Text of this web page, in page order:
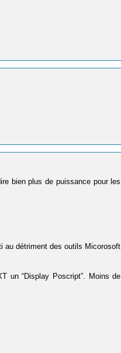
bien plus de puissance pour les
au détriment des outils Micorosoft
un “Display Poscript”. Moins de